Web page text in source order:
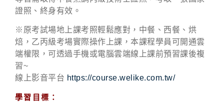
證照、終身有效。
※原考試場地上課考照輕鬆應對，中餐、西餐、烘
焙，乙丙級考場實際操作上課，本課程學員可開通雲
端權限，可透過手機或電腦雲端線上課前預習課後複
習~
線上影音平台 https://course.welike.com.tw/
學習目標：